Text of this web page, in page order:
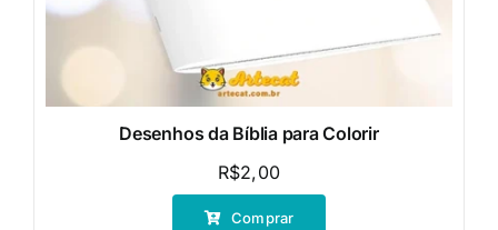
Desenhos da Bíblia para Colorir
R$2,00
Comprar